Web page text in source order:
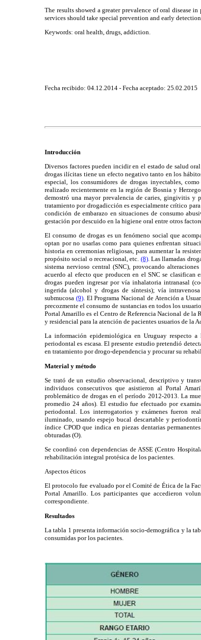
The results showed a greater prevalence of oral disease
services should take special prevention and early
Keywords: oral health, drugs, addiction.
Fecha recibido: 04.12.2014 - Fecha aceptado: 25.02.2015
Introducción
Diversos factores pueden incidir en el estado de salud
drogas ilícitas tiene un efecto negativo tanto en los
especial, los consumidores de drogas inyectables,
realizado recientemente en la región de Bosnia y
demostró una mayor prevalencia de caries, gingivitis y
tratamiento por drogadicción es especialmente crítico
condición de embarazo en situaciones de consumo
gestación por descuido en la higiene oral entre otros
El consumo de drogas es un fenómeno social que
optan por no usarlas como para quienes enfrentan
historia en ceremonias religiosas, para aumentar la
propósito social o recreacional, etc. (8). Las llamadas
sistema nervioso central (SNC), provocando
acuerdo al efecto que producen en el SNC se clasifican
drogas pueden ingresar por vía inhalatoria intranasal
ingerida (alcohol y drogas de síntesis); vía
submucosa (9). El Programa Nacional de Atención a
precozmente el consumo de sustancias en todos los
Portal Amarillo es el Centro de Referencia Nacional de la
y residencial para la atención de pacientes usuarios de la
La información epidemiológica en Uruguay respecto
periodontal es escasa. El presente estudio pretendió
en tratamiento por drogo-dependencia y procurar su
Material y método
Se trató de un estudio observacional, descriptivo y
individuos consecutivos que asistieron al Portal
problemático de drogas en el período 2012-2013. La
promedio 24 años). El estudio fue efectuado por
periodontal. Los interrogatorios y exámenes fueron
iluminado, usando espejo bucal descartable y
índice CPOD que indica en piezas dentarias
obturadas (O).
Se coordinó con dependencias de ASSE (Centro
rehabilitación integral protésica de los pacientes.
Aspectos éticos
El protocolo fue evaluado por el Comité de Ética de la
Portal Amarillo. Los participantes que accedieron
correspondiente.
Resultados
La tabla 1 presenta información socio-demográfica y la
consumidas por los pacientes.